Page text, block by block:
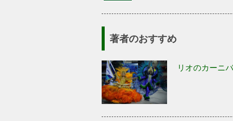
著者のおすすめ
リオのカーニ